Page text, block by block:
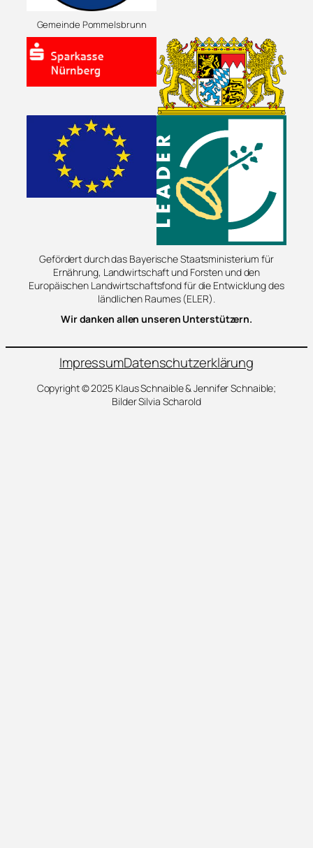
Gemeinde Pommelsbrunn
Gefördert durch das Bayerische Staatsministerium für
Ernährung, Landwirtschaft und Forsten und den
Europäischen Landwirtschaftsfond für die Entwicklung des
ländlichen Raumes (ELER).
Wir danken allen unseren Unterstützern.
ImpressumDatenschutzerklärung
Copyright © 2025 Klaus Schnaible & Jennifer Schnaible;
Bilder Silvia Scharold